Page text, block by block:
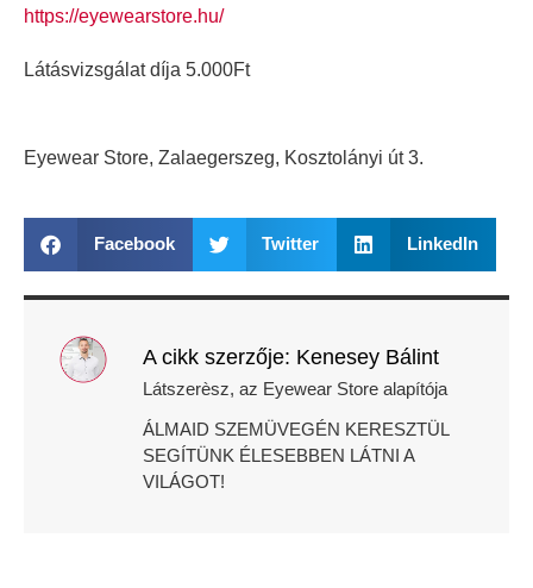
https://eyewearstore.hu/
Látásvizsgálat díja 5.000Ft
Eyewear Store, Zalaegerszeg, Kosztolányi út 3.
Facebook Twitter LinkedIn
A cikk szerzője: Kenesey Bálint
Látszerèsz, az Eyewear Store alapítója
ÁLMAID SZEMÜVEGÉN KERESZTÜL
SEGÍTÜNK ÉLESEBBEN LÁTNI A
VILÁGOT!